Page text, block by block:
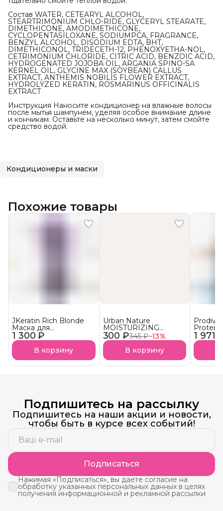
Состав WATER, CETEARYL ALCOHOL,
STEARTRIMONIUM CHLO-RIDE, GLYCERYL STEARATE,
DIMETHICONE, AMODIMETHICONE,
CYCLOPENTASILOXANE, SODIUMPCA, FRAGRANCE,
BENZYL ALCOHOL, DISODIUM EDTA, BHT,
DIMETHICONOL, TRIDECETH-12, PHENOXYETHA-NOL,
CETRIMONIUM CHLORIDE, CITRIC ACID, BENZOIC ACID,
HYDROGENATED JOJOBA OIL, ARGANIA SPINO-SA
KERNEL OIL, GLYCINE MAX (SOYBEAN) CALLUS
EXTRACT, ANTHEMIS NOBILIS FLOWER EXTRACT,
HYDROLYZED KERATIN, ROSMARINUS OFFICINALIS
EXTRACT
Инструкция Наносите кондиционер на влажные волосы
после мытья шампунем, уделяя особое внимание длине
и кончикам. Оставьте на несколько минут, затем смойте
средство водой.
Кондиционеры и маски
Похожие товары
1 300 ₽
JKeratin Rich Blonde
Маска для
осветленных волос
Уход & нейтрализация
желтизны СКОРО В
НАЛИЧИИ!
В корзину
300 ₽345 ₽−13%
Urban Nature
MOISTURIZING
Кондиционер
Увлажняющий АКЦИЯ!
В корзину
1 971
Protein
Подпишитесь на рассылку
Подпишитесь на наши акции и новости,
чтобы быть в курсе всех событий!
Подписаться
Нажимая «Подписаться», вы даете согласие на
обработку указанных персональных данных в целях
получения информационной и рекламной рассылки